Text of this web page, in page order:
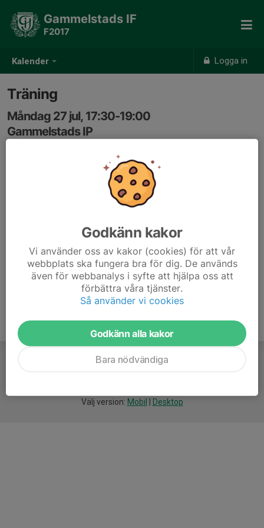
Kalender Logga in
Gammelstads IF
F2017
Träning
Måndag 27 jul, 17:30-19:00
Gammelstads IP
Välj version: Mobil Desktop
Godkänn kakor
Vi använder oss av kakor (cookies) för att vår
webbplats ska fungera bra för dig. De används
även för webbanalys i syfte att hjälpa oss att
förbättra våra tjänster.
Så använder vi cookies
Godkänn alla kakor
Bara nödvändiga